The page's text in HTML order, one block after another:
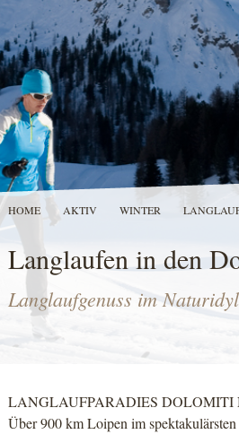
HOME AKTIV WINTER
Langlaufen in den
Langlaufgenuss im
LANGLAUFPARADIES DOLOMITI
Über 900 km Loipen im